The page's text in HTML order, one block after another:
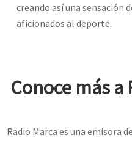
creando así una sensación
aficionados al deporte.
Conoce más a
Radio Marca es una emisora